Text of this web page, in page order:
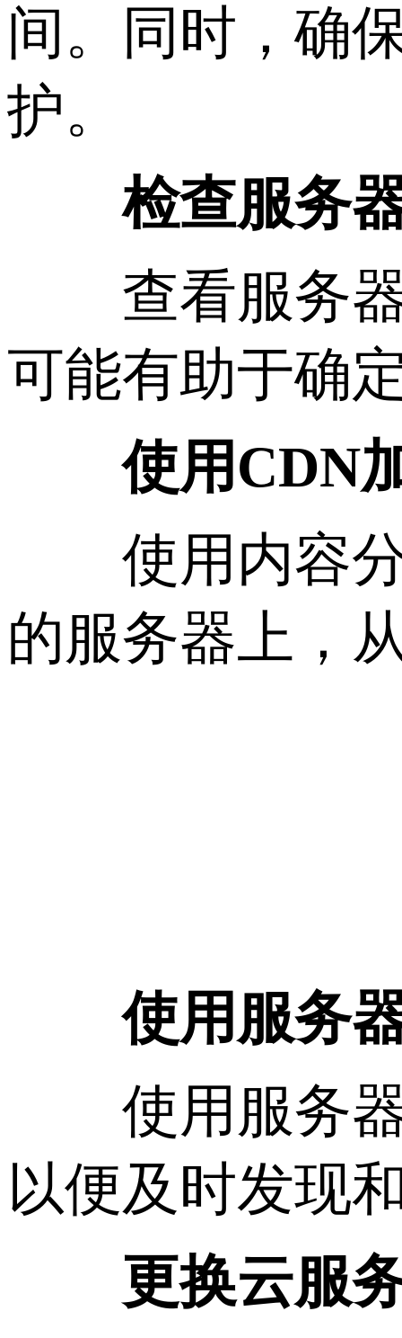
间。同时，确
护。
检查服务
查看服务器
可能有助于确
使用CDN
使用内容分
的服务器上，
使用服务
使用服务器
以便及时发现
更换云服